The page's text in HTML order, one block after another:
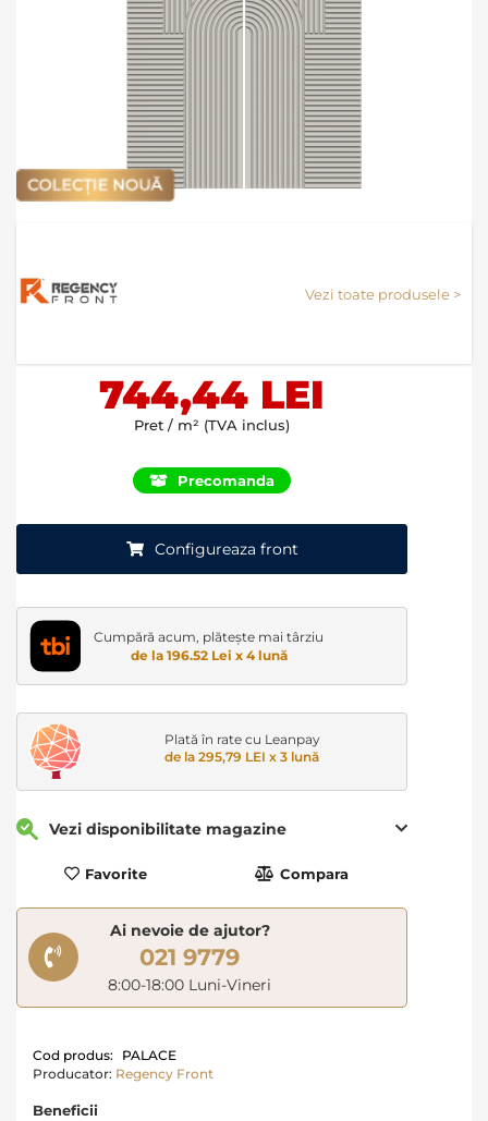
the
beginning
images
Vezi toate produsele >
744,44 LEI
Pret / m² (TVA inclus)
Precomanda
Configureaza front
Cumpără acum, plătește mai târziu
de la 196.52 Lei x 4 lună
Plată în rate cu Leanpay
de la 295,79 LEI x 3 lună
Vezi disponibilitate magazine
Favorite Compara
Ai nevoie de ajutor?
021 9779
8:00-18:00 Luni-Vineri
Cod produs:
PALACE
Producator: Regency Front
Beneficii